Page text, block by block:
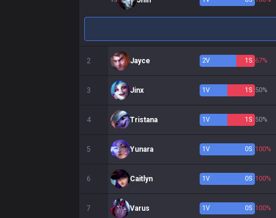
2 Jayce 2V 1 S 67%
3 Jinx 1V 1 S 50%
4 Tristana 1V 1 S 50%
5 Yunara 1V 0S 100%
6 Caitlyn 1V 0S 100%
7 Varus 1V 0S 100%